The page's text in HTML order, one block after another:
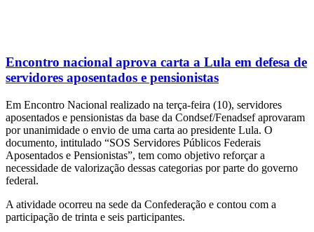
Encontro nacional aprova carta a Lula em defesa de
servidores aposentados e pensionistas
Em Encontro Nacional realizado na terça-feira (10), servidores
aposentados e pensionistas da base da Condsef/Fenadsef aprovaram
por unanimidade o envio de uma carta ao presidente Lula. O
documento, intitulado “SOS Servidores Públicos Federais
Aposentados e Pensionistas”, tem como objetivo reforçar a
necessidade de valorização dessas categorias por parte do governo
federal.
A atividade ocorreu na sede da Confederação e contou com a
participação de trinta e seis participantes.